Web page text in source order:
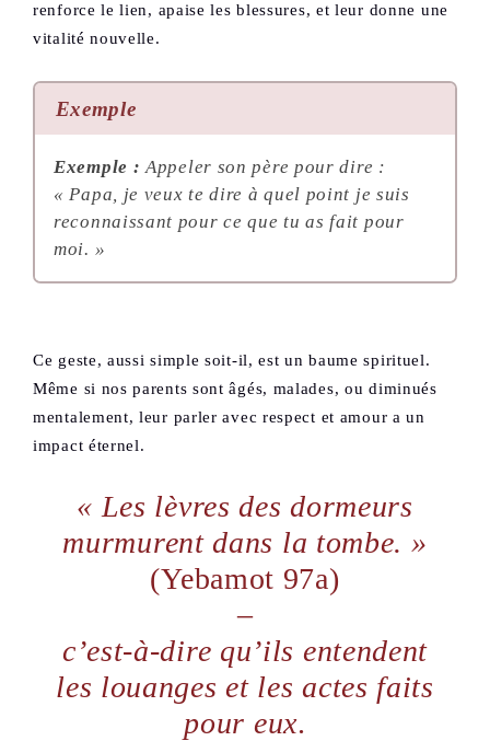
renforce le lien, apaise les blessures, et leur donne une
vitalité nouvelle.
Exemple
Exemple : Appeler son père pour dire :
« Papa, je veux te dire à quel point je suis
reconnaissant pour ce que tu as fait pour
moi. »
Ce geste, aussi simple soit-il, est un baume spirituel.
Même si nos parents sont âgés, malades, ou diminués
mentalement, leur parler avec respect et amour a un
impact éternel.
« Les lèvres des dormeurs
murmurent dans la tombe. »
(Yebamot 97a)
–
c’est-à-dire qu’ils entendent
les louanges et les actes faits
pour eux.